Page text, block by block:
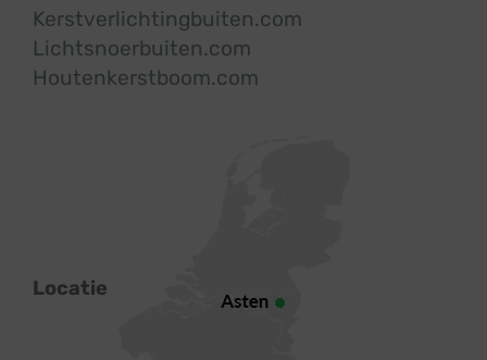
Kerstverlichtingbuiten.com
Lichtsnoerbuiten.com
Houtenkerstboom.com
Locatie